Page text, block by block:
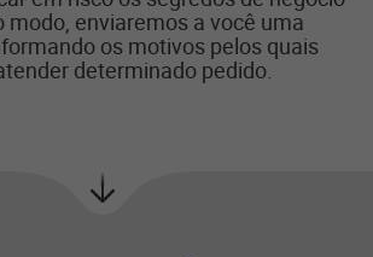
modo, enviaremos a você uma
os motivos pelos quais
determinado pedido.